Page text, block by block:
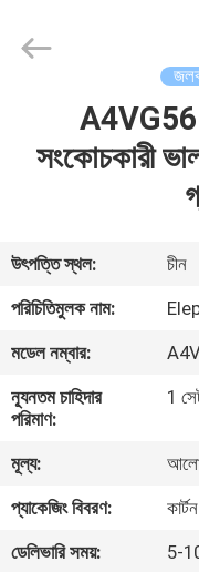
আমাদের
সম্পর্কে
কারখানা
ভ্রমণ
মান
নিয়ন্ত্রণ
Power
Co.,Ltd.
A4VG56
সংকোচকারী
উৎপত্তি স্থল:
চীন
পরিচিতিমুলক নাম:
মডেল নম্বার:
ন্যূনতম চাহিদার
পরিমাণ:
1
মূল্য:
প্যাকেজিং বিবরণ:
ডেলিভারি সময়:
5-